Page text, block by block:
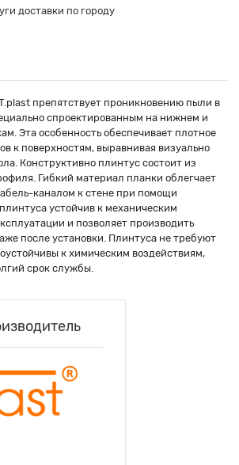
доставки по городу
препятствует проникновению пыли в
спроектированным на нижнем и
Эта особенность обеспечивает плотное
к поверхностям, выравнивая визуально
Конструктивно плинтус состоит из
Гибкий материал планки облегчает
каналом к стене при помощи
устойчив к механическим
и позволяет производить
после установки. Плинтуса не требуют
к химическим воздействиям,
срок службы.